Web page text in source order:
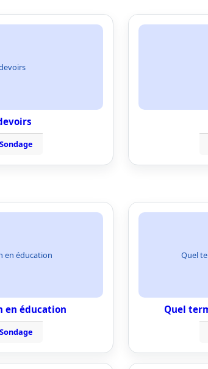
en éducation
en éducation
Quel
Quel